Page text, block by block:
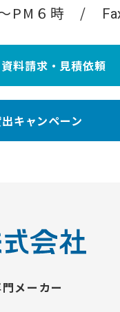
PM６時
料請求・見積依頼
キャンペーン
メーカー